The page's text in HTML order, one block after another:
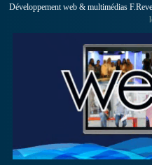
Développement web & multimédias